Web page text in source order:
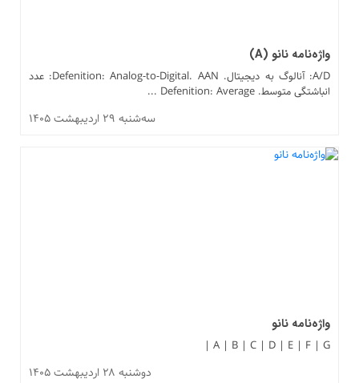
واژه‌نامه نانو (A)
A/D: آنالوگ به دیجیتال. Defenition: Analog-to-Digital. AAN: عدد
انباشتگی متوسط. Defenition: Average ...
سه‌شنبه ۲۹ اردیبهشت ۱۴۰۵
واژه‌نامه نانو
A | B | C | D | E | F | G |
دوشنبه ۲۸ اردیبهشت ۱۴۰۵